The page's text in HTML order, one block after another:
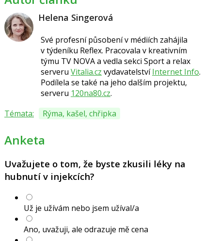
Helena Singerová
Své profesní působení v médiích zahájila
v týdeníku Reflex. Pracovala v kreativním
týmu TV NOVA a vedla sekci Sport a relax
serveru Vitalia.cz vydavatelstvíInternet Info.
Podílela se také na jeho dalším projektu,
serveru 120na80.cz.
Témata:
Rýma, kašel, chřipka
Anketa
Uvažujete o tom, že byste zkusili léky na
hubnutí v injekcích?
Už je užívám nebo jsem užíval/a
Ano, uvažuji, ale odrazuje mě cena